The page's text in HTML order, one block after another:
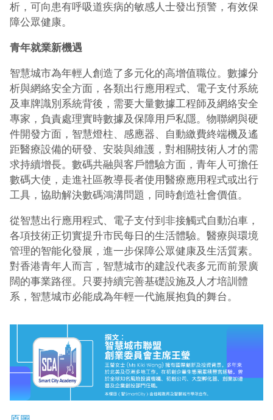
析，可向患有呼吸道疾病的敏感人士發出預警，有效保
障公眾健康。
青年就業新機遇
智慧城市為年輕人創造了多元化的高增值職位。數據分
析與網絡安全方面，各類出行應用程式、電子支付系統
及車牌識別系統背後，需要大量數據工程師及網絡安全
專家，負責處理實時數據及保障用戶私隱。物聯網與硬
件開發方面，智慧燈柱、感應器、自動繳費終端機及遙
距醫療設備的研發、安裝與維護，對相關技術人才的需
求持續增長。數碼共融與客戶體驗方面，青年人可擔任
數碼大使，走進社區教導長者使用醫療應用程式或出行
工具，協助解決數碼鴻溝問題，同時創造社會價值。
從智慧出行應用程式、電子支付到非接觸式自動泊車，
各項技術正切實提升市民每日的生活體驗。醫療與環境
管理的智能化發展，進一步保障公眾健康及生活質素。
對香港青年人而言，智慧城市的建設代表多元而前景廣
闊的事業路徑。只要持續完善基礎設施及人才培訓體
系，智慧城市必能成為年輕一代施展抱負的舞台。